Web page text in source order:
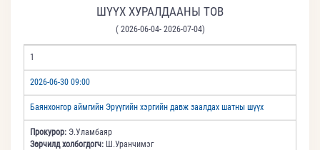
ШҮҮХ ХУРАЛДААНЫ ТОВ
( 2026-06-04- 2026-07-04)
1
2026-06-30 09:00
Баянхонгор аймгийн Эрүүгийн хэргийн давж заалдах шатны шүүх
Прокурор: Э.Уламбаяр
Зөрчилд холбогдогч: Ш.Уранчимэг